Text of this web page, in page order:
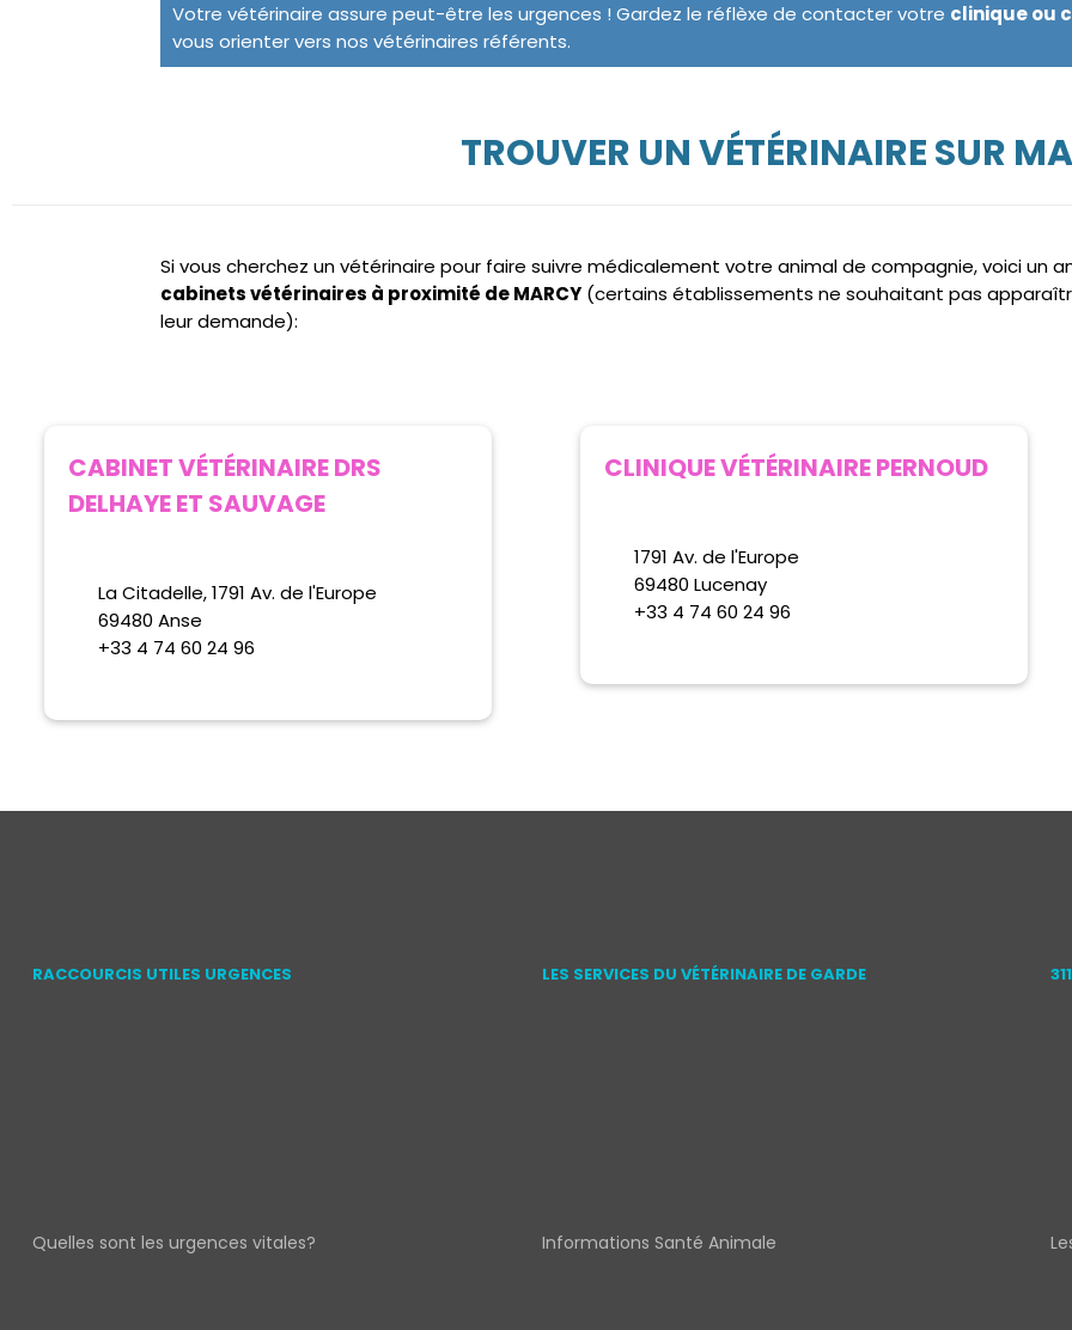
Votre vétérinaire assure peut-être les urgences ! Gardez le réflèxe de contacter votre clinique ou
vous orienter vers nos vétérinaires référents.
TROUVER UN VÉTÉRINAIRE SUR
Si vous cherchez un vétérinaire pour faire suivre médicalement votre animal de compagnie, voici un
cabinets vétérinaires à proximité de MARCY (certains établissements ne souhaitant pas
leur demande):
CABINET VÉTÉRINAIRE DRS
DELHAYE ET SAUVAGE
La Citadelle, 1791 Av. de l'Europe
69480 Anse
+33 4 74 60 24 96
CLINIQUE VÉTÉRINAIRE PERNOUD
1791 Av. de l'Europe
69480 Lucenay
+33 4 74 60 24 96
RACCOURCIS UTILES URGENCES
Quelles sont les urgences vitales?
LES SERVICES DU VÉTÉRINAIRE DE GARDE
Informations Santé Animale